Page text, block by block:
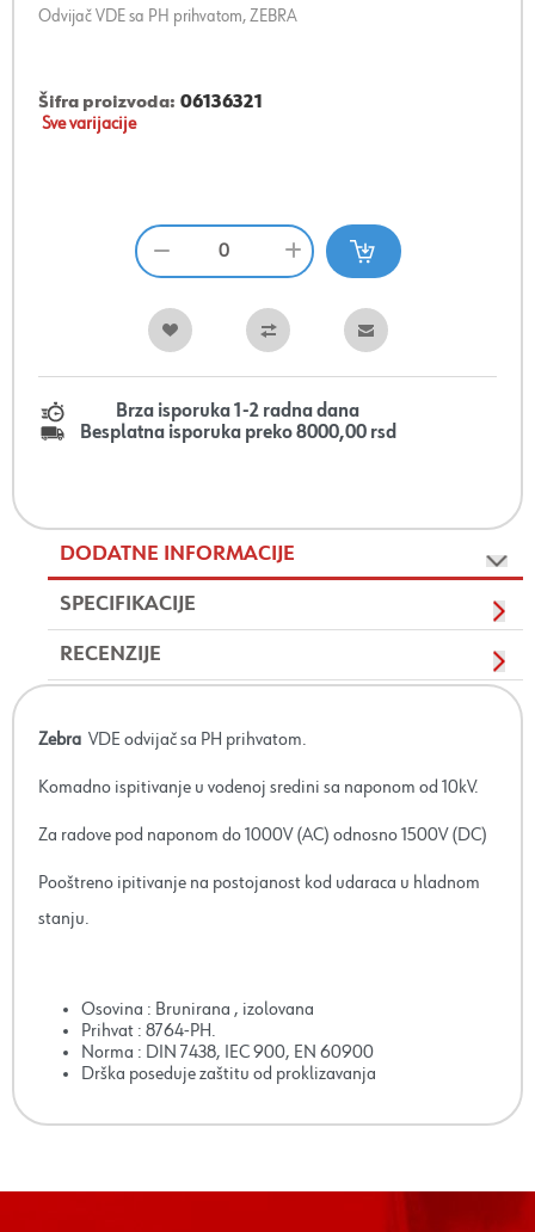
Odvijač VDE sa PH prihvatom, ZEBRA
Šifra proizvoda: 06136321
Sve varijacije
Brza isporuka 1-2 radna dana
Besplatna isporuka preko 8000,00 rsd
DODATNE INFORMACIJE
SPECIFIKACIJE
RECENZIJE
Zebra VDE odvijač sa PH prihvatom.
Komadno ispitivanje u vodenoj sredini sa naponom od 10kV.
Za radove pod naponom do 1000V (AC) odnosno 1500V (DC)
Pooštreno ipitivanje na postojanost kod udaraca u hladnom
stanju.
Osovina : Brunirana , izolovana
Prihvat : 8764-PH.
Norma : DIN 7438, IEC 900, EN 60900
Drška poseduje zaštitu od proklizavanja